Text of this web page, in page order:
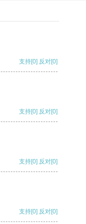
支持[0] 反对[0]
支持[0] 反对[0]
支持[0] 反对[0]
支持[0] 反对[0]